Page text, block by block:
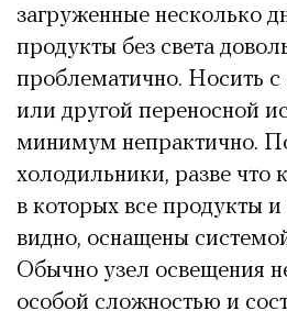
загруженные несколько
продукты без света
проблематично. Носить
или другой переносной
минимум непрактично.
холодильники, разве что
в которых все продукты и
видно, оснащены
Обычно узел освещения
особой сложностью и